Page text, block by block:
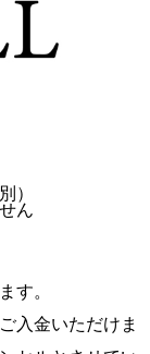
）
ん
す。
入金いただけま